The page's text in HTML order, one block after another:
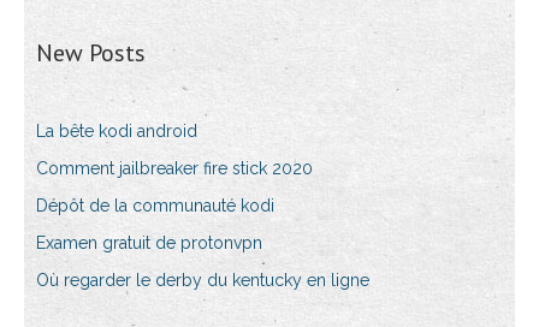
New Posts
La bête kodi android
Comment jailbreaker fire stick 2020
Dépôt de la communauté kodi
Examen gratuit de protonvpn
Où regarder le derby du kentucky en ligne